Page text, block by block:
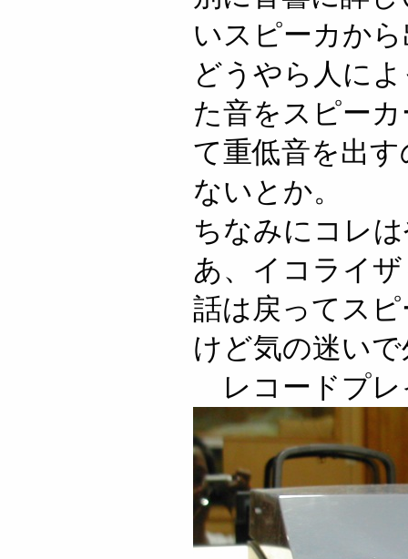
いスピーカか
どうやら人に
た音をスピー
て重低音を出
ないとか。
ちなみにコレ
あ、イコライ
話は戻ってス
けど気の迷い
レコードプレ